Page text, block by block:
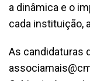
a dinâmica e o
cada instituição,
As candidaturas